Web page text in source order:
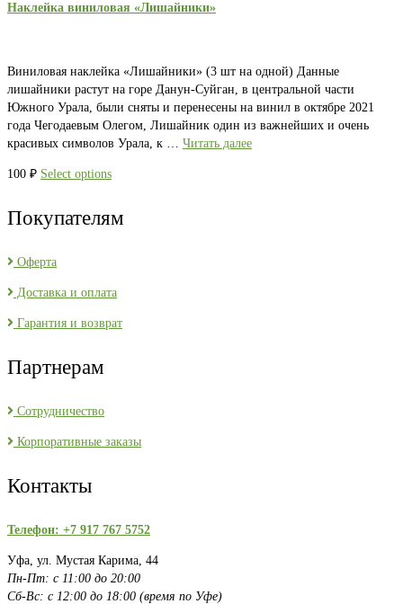
Наклейка виниловая «Лишайники»
Виниловая наклейка «Лишайники» (3 шт на одной) Данные
лишайники растут на горе Данун-Суйган, в центральной части
Южного Урала, были сняты и перенесены на винил в октябре 2021
года Чегодаевым Олегом, Лишайник один из важнейших и очень
красивых символов Урала, к … Читать далее
100 ₽ Select options
Покупателям
Оферта
Доставка и оплата
Гарантия и возврат
Партнерам
Сотрудничество
Корпоративные заказы
Контакты
Телефон: +7 917 767 5752
Уфа, ул. Мустая Карима, 44
Пн-Пт: с 11:00 до 20:00
Сб-Вс: с 12:00 до 18:00 (время по Уфе)